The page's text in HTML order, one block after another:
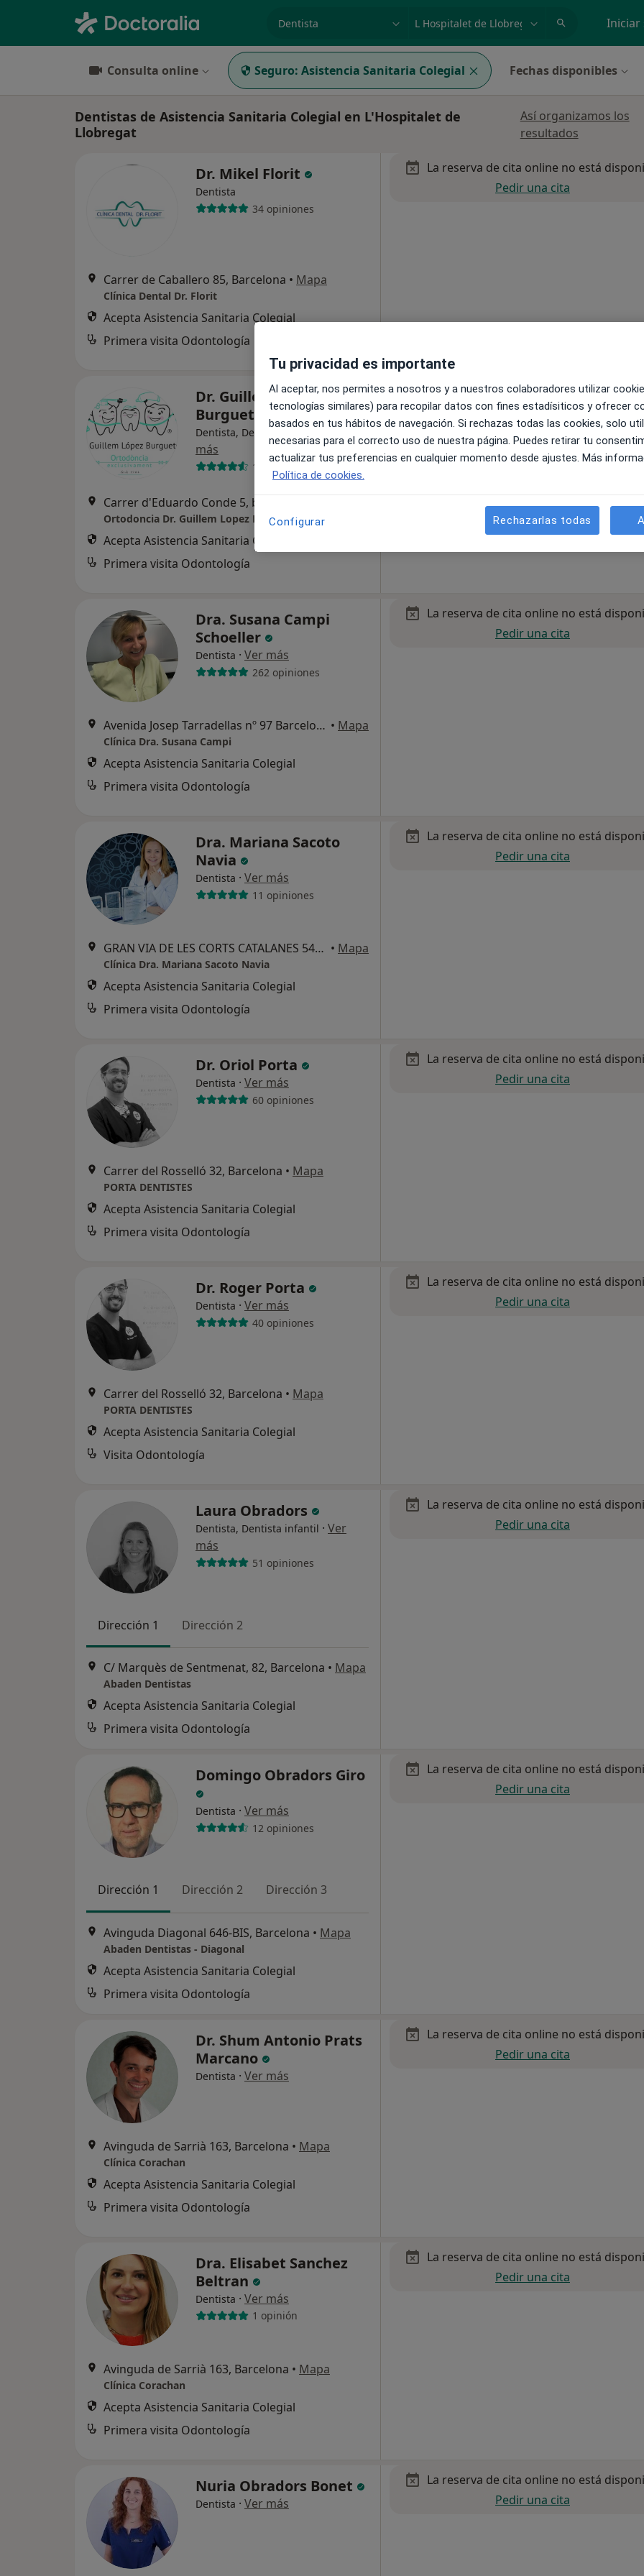
Iniciar
Consulta online Seguro: Asistencia Sanitaria Colegial Fechas disponibles
Dentistas de Asistencia Sanitaria Colegial en L'Hospitalet de
Llobregat
Así organizamos los
resultados
Dr. Mikel Florit
Dentista
34 opiniones
Carrer de Caballero 85, Barcelona • Mapa
Clínica Dental Dr. Florit
Acepta Asistencia Sanitaria Colegial
Primera visita Odontología
La reserva de cita online no está
Pedir una cita
Dr. Guillem López
Burguete
Dentista, Dentista infantil · Ver
más
191 opiniones
Acepta Asistencia Sanitaria Colegial
Primera visita Odontología
La reserva de cita online no está
Pedir una cita
Dra. Susana Campi
Schoeller
Dentista · Ver más
262 opiniones
Avenida Josep Tarradellas nº 97 Barcelona - 08029, Barcelona • Mapa
Clínica Dra. Susana Campi
Acepta Asistencia Sanitaria Colegial
Primera visita Odontología
La reserva de cita online no está
Pedir una cita
Dra. Mariana Sacoto
Navia
Dentista · Ver más
11 opiniones
GRAN VIA DE LES CORTS CATALANES 544. BAJOS. 08011 BARCELONA, Barcelona • Mapa
Clínica Dra. Mariana Sacoto Navia
Acepta Asistencia Sanitaria Colegial
Primera visita Odontología
La reserva de cita online no está
Pedir una cita
Dr. Oriol Porta
Dentista · Ver más
60 opiniones
Carrer del Rosselló 32, Barcelona • Mapa
PORTA DENTISTES
Acepta Asistencia Sanitaria Colegial
Primera visita Odontología
La reserva de cita online no está
Pedir una cita
Dr. Roger Porta
Dentista · Ver más
40 opiniones
Carrer del Rosselló 32, Barcelona • Mapa
PORTA DENTISTES
Acepta Asistencia Sanitaria Colegial
Visita Odontología
La reserva de cita online no está
Pedir una cita
Laura Obradors
Dentista, Dentista infantil · Ver
más
51 opiniones
Dirección 1 Dirección 2
C/ Marquès de Sentmenat, 82, Barcelona • Mapa
Abaden Dentistas
Acepta Asistencia Sanitaria Colegial
Primera visita Odontología
La reserva de cita online no está
Pedir una cita
Domingo Obradors Giro
Dentista · Ver más
12 opiniones
Dirección 1 Dirección 2 Dirección 3
Avinguda Diagonal 646-BIS, Barcelona • Mapa
Abaden Dentistas - Diagonal
Acepta Asistencia Sanitaria Colegial
Primera visita Odontología
La reserva de cita online no está
Pedir una cita
Dr. Shum Antonio Prats
Marcano
Dentista · Ver más
Avinguda de Sarrià 163, Barcelona • Mapa
Clínica Corachan
Acepta Asistencia Sanitaria Colegial
Primera visita Odontología
La reserva de cita online no está
Pedir una cita
Dra. Elisabet Sanchez
Beltran
Dentista · Ver más
1 opinión
Avinguda de Sarrià 163, Barcelona • Mapa
Clínica Corachan
Acepta Asistencia Sanitaria Colegial
Primera visita Odontología
La reserva de cita online no está
Pedir una cita
Nuria Obradors Bonet
Dentista · Ver más
La reserva de cita online no está
Pedir una cita
Tu privacidad es importante
Al aceptar, nos permites a nosotros y a nuestros colaboradores utilizar
tecnologías similares) para recopilar datos con fines estadísiticos y ofrecer
basados en tus hábitos de navegación. Si rechazas todas las cookies, solo
necesarias para el correcto uso de nuestra página. Puedes retirar tu
actualizar tus preferencias en cualquier momento desde ajustes. Más
Política de cookies.
Configurar Rechazarlas todas